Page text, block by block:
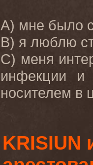
A) мне было
B) я люблю
C) меня
инфекции и
носителем в
KRISIUN